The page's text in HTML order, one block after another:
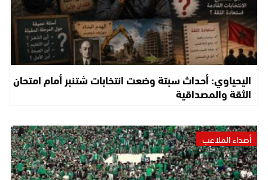
اليحياوي: أحداث سبتة وضعت انتخابات شتنبر أمام امتحان
الثقة والمصداقية
أصداء الملاعب